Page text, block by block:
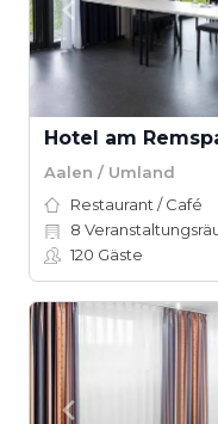
Hotel am
Aalen / Umland
Restaurant / Café
8
120 Gäste